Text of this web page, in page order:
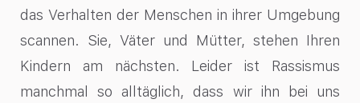
das Verhalten der Menschen in ihrer Umgebung
scannen. Sie, Väter und Mütter, stehen Ihren
Kindern am nächsten. Leider ist Rassismus
manchmal so alltäglich, dass wir ihn bei uns